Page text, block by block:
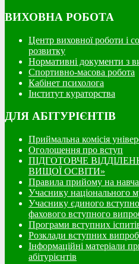
ВИХОВНА РОБОТА
Центр виховної роботи і
розвитку
Нормативні документи з
Спортивно-масова робота
Кабінет психолога
Інститут кураторства
ДЛЯ АБІТУРІЄНТІВ
Приймальна комісія
Оголошення про вступ
ПІДГОТОВЧЕ
ВИЩОЇ ОСВІТИ»
Правила прийому на
Учаснику національного
Учаснику єдиного
фахового вступного
Програми вступних
Розклади вступних
Інформаційні матеріали
абітурієнтів